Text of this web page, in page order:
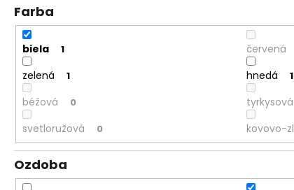
Farba
biela 1 červená
zelená 1 hnedá 1
béžová 0 tyrkysová
svetloružová 0 kovovo-
Ozdoba